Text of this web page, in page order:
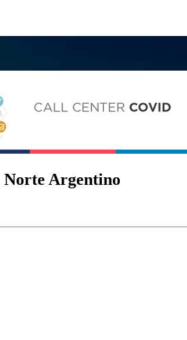
Norte Argentino